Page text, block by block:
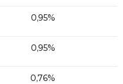
0,95%
0,95%
0,76%